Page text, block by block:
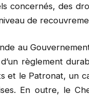
concernés, des
de
au
règlement
et le Patronat, un
En outre, le